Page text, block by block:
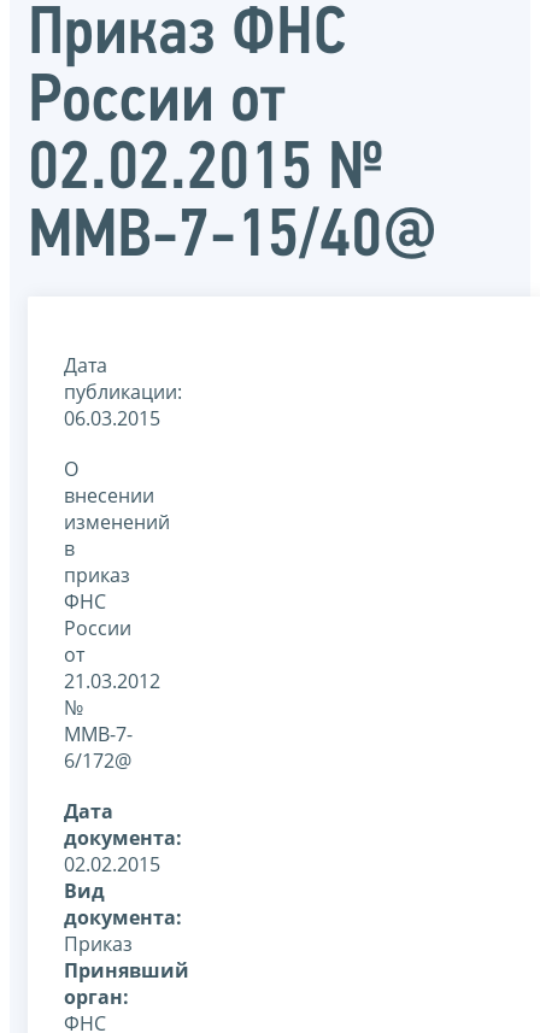
Приказ ФНС
России от
02.02.2015 №
ММВ-7-15/40@
Дата
публикации:
06.03.2015
О
внесении
изменений
в
приказ
ФНС
России
от
21.03.2012
№
ММВ-7-
6/172@
Дата
документа:
02.02.2015
Вид
документа:
Приказ
Принявший
орган:
ФНС